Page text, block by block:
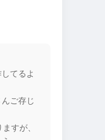
てるよ
ご存じ
すが、